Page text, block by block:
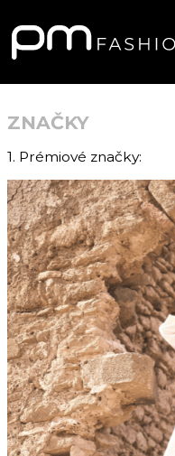
ZNAČKY
1. Prémiové značky: